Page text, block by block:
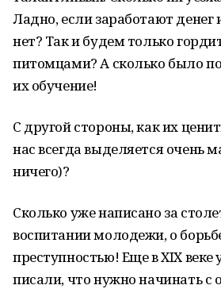
Ладно, если заработают денег
нет? Так и будем только
питомцами? А сколько было
их обучение!
С другой стороны, как их
нас всегда выделяется очень
ничего)?
Сколько уже написано за
воспитании молодежи, о
преступностью! Еще в XIX
писали, что нужно начинать с